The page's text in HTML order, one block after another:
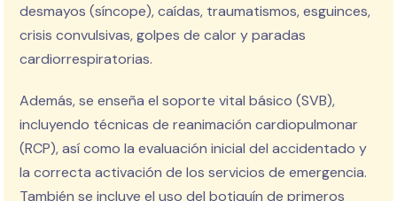
desmayos (síncope), caídas, traumatismos, esguinces,
crisis convulsivas, golpes de calor y paradas
cardiorrespiratorias.
Además, se enseña el soporte vital básico (SVB),
incluyendo técnicas de reanimación cardiopulmonar
(RCP), así como la evaluación inicial del accidentado y
la correcta activación de los servicios de emergencia.
También se incluye el uso del botiquín de primeros